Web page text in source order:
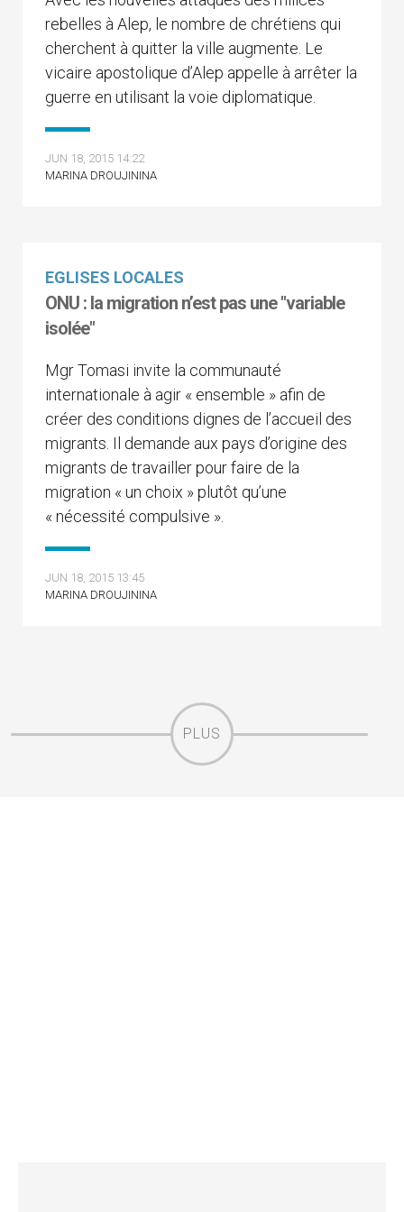
rebelles à Alep, le nombre de chrétiens qui
cherchent à quitter la ville augmente. Le
vicaire apostolique d’Alep appelle à arrêter la
guerre en utilisant la voie diplomatique.
JUN 18, 2015 14:22
MARINA DROUJININA
EGLISES LOCALES
ONU : la migration n’est pas une "variable
isolée"
Mgr Tomasi invite la communauté
internationale à agir « ensemble » afin de
créer des conditions dignes de l’accueil des
migrants. Il demande aux pays d’origine des
migrants de travailler pour faire de la
migration « un choix » plutôt qu’une
« nécessité compulsive ».
JUN 18, 2015 13:45
MARINA DROUJININA
PLUS